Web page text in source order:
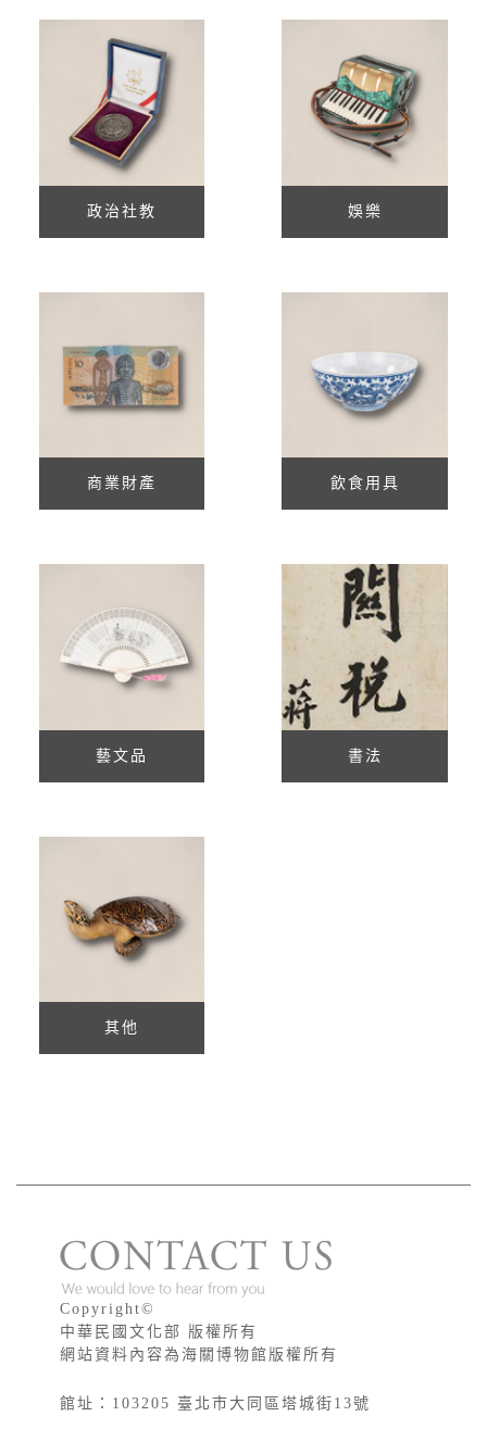
政治社教 娛樂
商業財產 飲食用具
藝文品 書法
其他
版權宣告
Copyright©
中華民國文化部 版權所有
網站資料內容為海關博物館版權所有
館址：103205 臺北市大同區塔城街13號